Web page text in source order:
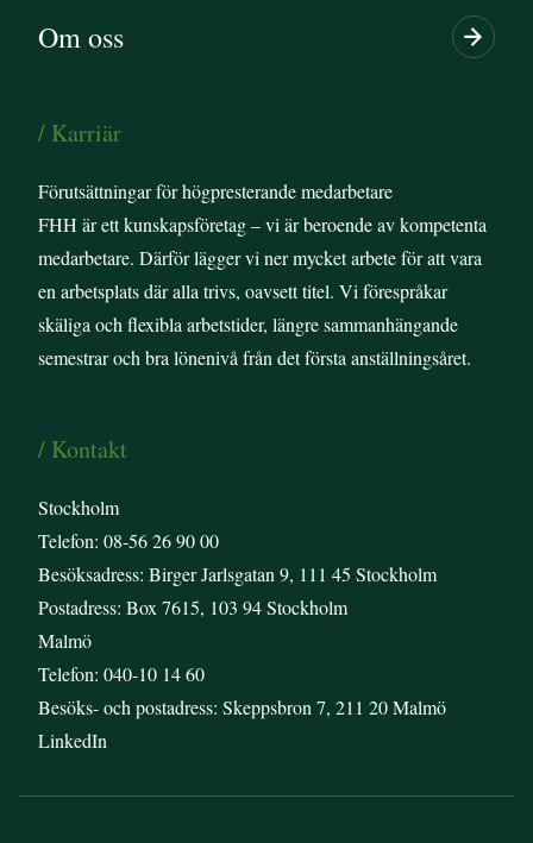
Om oss
/ Karriär
Förutsättningar för högpresterande medarbetare
FHH är ett kunskapsföretag – vi är beroende av kompetenta
medarbetare. Därför lägger vi ner mycket arbete för att vara
en arbetsplats där alla trivs, oavsett titel. Vi förespråkar
skäliga och flexibla arbetstider, längre sammanhängande
semestrar och bra lönenivå från det första anställningsåret.
/ Kontakt
Stockholm
Telefon: 08-56 26 90 00
Besöksadress: Birger Jarlsgatan 9, 111 45 Stockholm
Postadress: Box 7615, 103 94 Stockholm
Malmö
Telefon: 040-10 14 60
Besöks- och postadress: Skeppsbron 7, 211 20 Malmö
LinkedIn